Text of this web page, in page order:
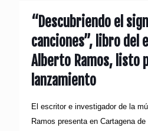
“Descubriendo el
canciones”, libro del
Alberto Ramos, listo
lanzamiento
El escritor e investigador de la
Ramos presenta en Cartagena